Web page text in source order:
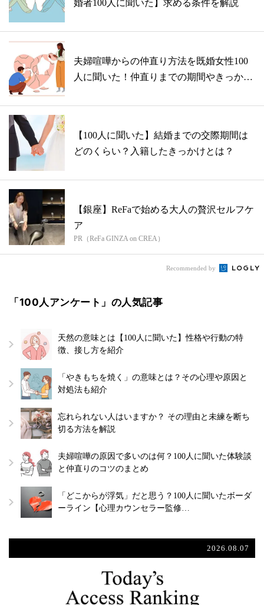
婚者100人に聞いた】求める条件を解説
夫婦喧嘩からの仲直り方法を既婚女性100
人に聞いた！仲直りまでの期間やきっかけ
【100人に聞いた】結婚までの交際期間は
どのくらい？入籍したきっかけとは？
【銀座】ReFaで始める大人の贅沢セルフケ
ア
PR（ReFa GINZA on CREA）
Recommended by
「100人アンケート」の人気記事
天然の意味とは【100人に聞いた】性格や行動の特
徴、接し方を紹介
「やきもちを焼く」の意味とは？その心理や原因と
対処法も紹介
忘れられない人はいますか？ その理由と未練を断ち
切る方法を解説
夫婦喧嘩の原因で多いのは何？100人に聞いた体験談
と仲直りのコツのまとめ
「どこからが浮気」だと思う？100人に聞いたボーダ
ーライン【心理カウンセラー監修…
2026.08.07